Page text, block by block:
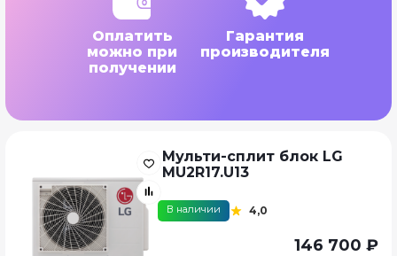
Оплатить
можно при
получении
Гарантия
производителя
Мульти-сплит блок LG
MU2R17.U13
В наличии 4,0
146 700 ₽